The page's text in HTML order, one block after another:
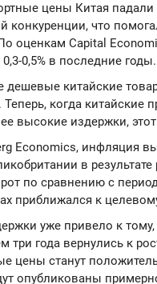
цены Китая
конкуренции, что
оценкам Capital
0,5% в последние годы.
китайские
Теперь, когда
высокие издержки,
Economics, инфляция
в результате
по сравнению с
приближался к
уже привело к
три года вернулись к
цены станут
опубликованы